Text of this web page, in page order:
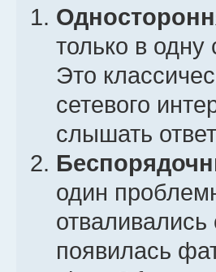
только в
Это
сетевого
слышать
один
появилась